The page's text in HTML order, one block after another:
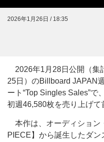
2026年1月26日 / 18:35
2026年1月28日公開（集
25日）のBillboard JAPAN
ート“Top Singles Sales”で
初週46,580枚を売り上げて
本作は、オーディション
PIECE】から誕生したダン